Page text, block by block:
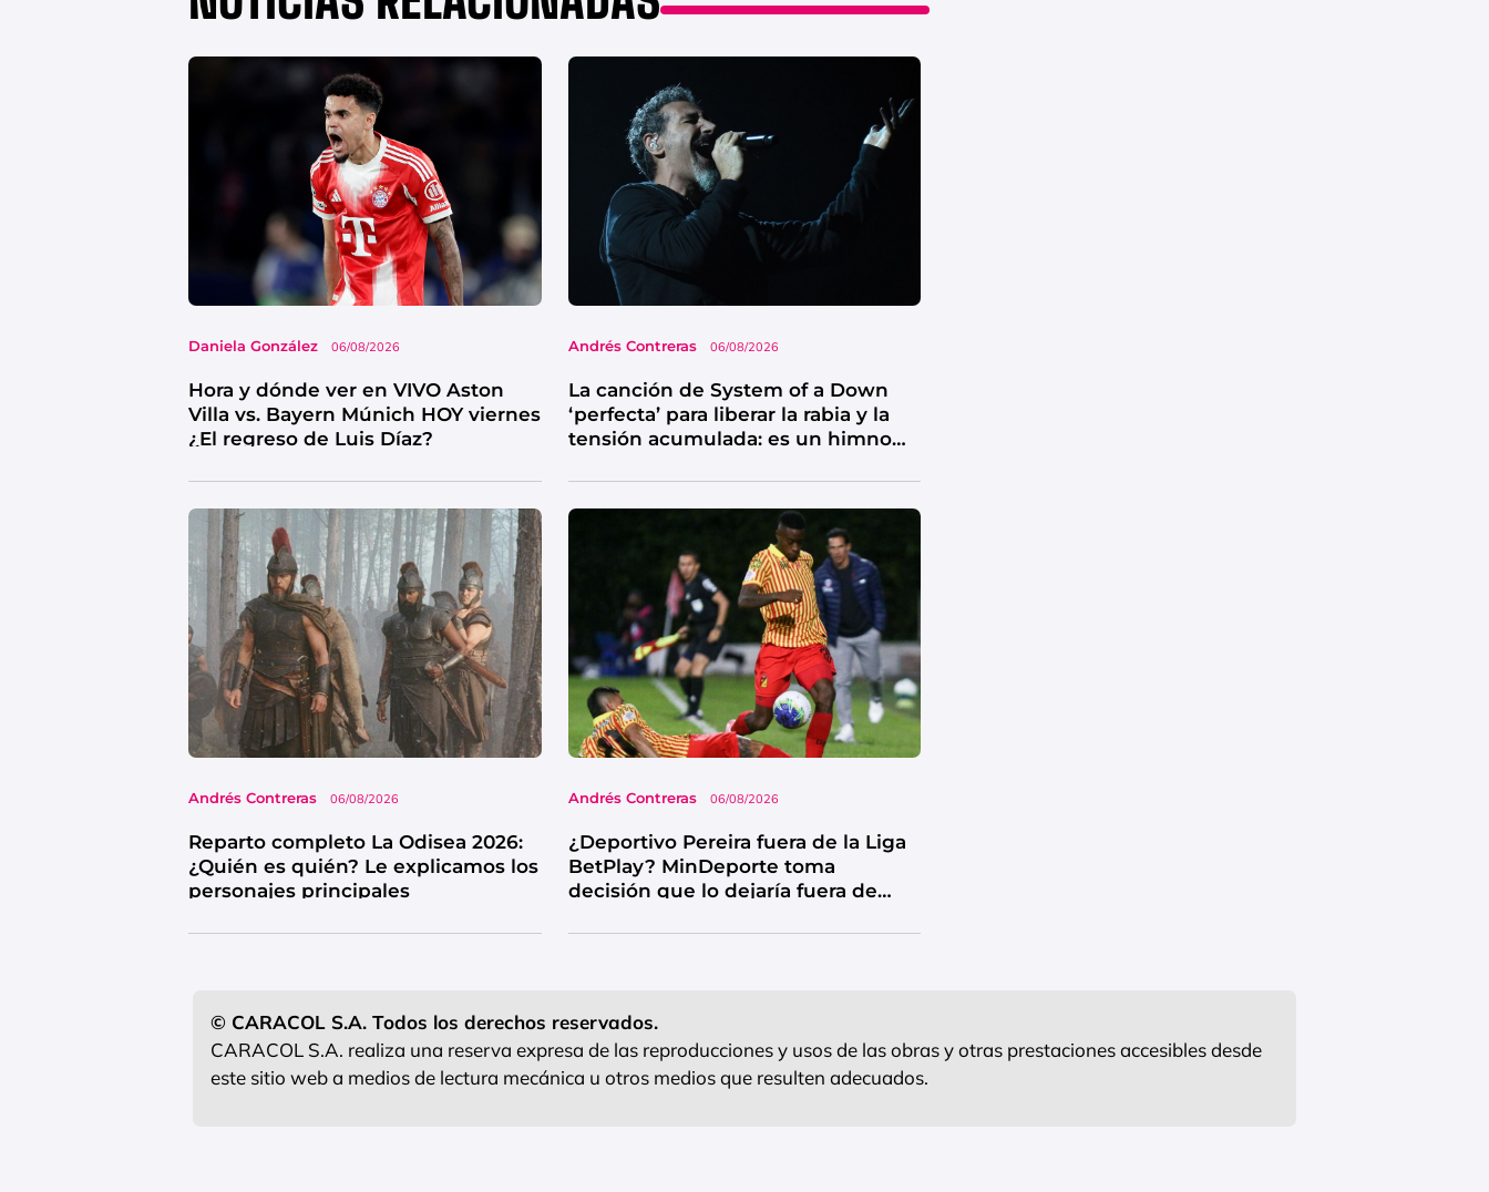
Daniela González 06/08/2026
Hora y dónde ver en VIVO Aston
Villa vs. Bayern Múnich HOY viernes
¿El regreso de Luis Díaz?
Andrés Contreras 06/08/2026
La canción de System of a Down
‘perfecta’ para liberar la rabia y la
tensión acumulada: es un himno
Andrés Contreras 06/08/2026
Reparto completo La Odisea 2026:
¿Quién es quién? Le explicamos los
personajes principales
Andrés Contreras 06/08/2026
¿Deportivo Pereira fuera de la Liga
BetPlay? MinDeporte toma
decisión que lo dejaría fuera de
© CARACOL S.A. Todos los derechos reservados.
CARACOL S.A. realiza una reserva expresa de las reproducciones y usos de las obras y otras prestaciones accesibles desde
este sitio web a medios de lectura mecánica u otros medios que resulten adecuados.